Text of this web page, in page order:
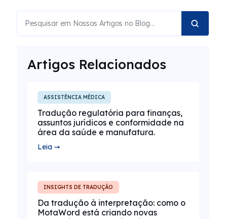
Artigos Relacionados
ASSISTÊNCIA MÉDICA
Tradução regulatória para finanças,
assuntos jurídicos e conformidade na
área da saúde e manufatura.
Leia ➞
INSIGHTS DE TRADUÇÃO
Da tradução à interpretação: como o
MotaWord está criando novas